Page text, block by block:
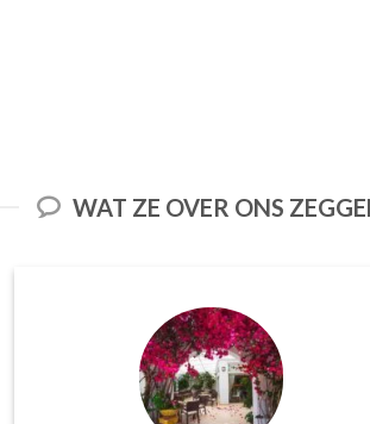
WAT ZE OVER ONS